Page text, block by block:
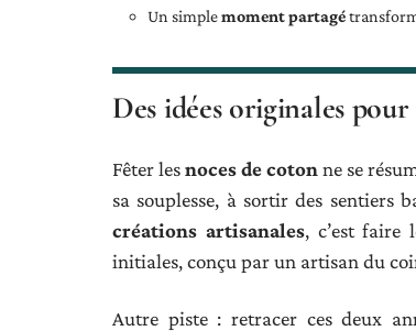
Un simplemoment partagé
Des idées originales
Fêter lesnoces de coton ne se
sa souplesse, à sortir des sentiers
créations artisanales, c’est faire
initiales, conçu par un artisan du
Autre piste : retracer ces deux